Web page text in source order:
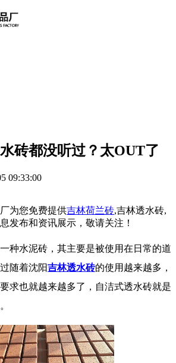
砖都没听过？太OUT了
09:33:00
为您免费提供吉林荷兰砖,吉林透水砖,
发布和资讯展示，敬请关注！
种水泥砖，其主要是被使用在日常的道
随着沈阳吉林透水砖的使用越来越多，
求也就越来越多了，自洁式透水砖就是